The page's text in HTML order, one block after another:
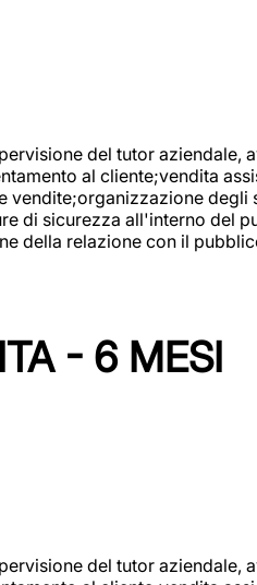
del tutor
al cliente;vendita
di sicurezza all'interno del
della relazione con il
- 6 MESI
del tutor